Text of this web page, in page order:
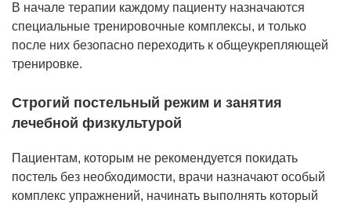
В начале терапии каждому пациенту назначаются
специальные тренировочные комплексы, и только
после них безопасно переходить к общеукрепляющей
тренировке.
Строгий постельный режим и занятия
лечебной физкультурой
Пациентам, которым не рекомендуется покидать
постель без необходимости, врачи назначают особый
комплекс упражнений, начинать выполнять который